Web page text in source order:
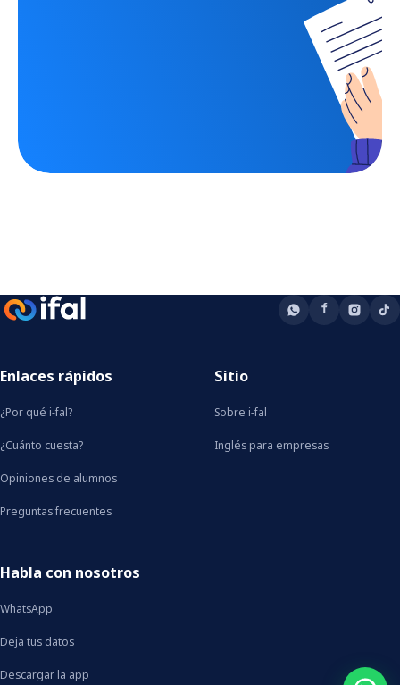
Enlaces rápidos
¿Por qué i-fal?
¿Cuánto cuesta?
Opiniones de alumnos
Preguntas frecuentes
Sitio
Sobre i-fal
Inglés para empresas
Habla con nosotros
WhatsApp
Deja tus datos
Descargar la app